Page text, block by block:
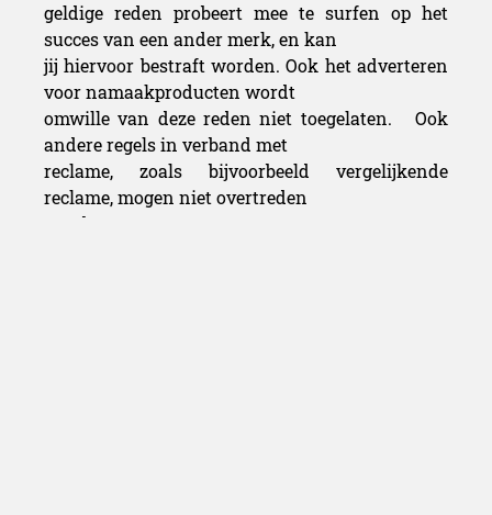
geldige reden probeert mee te surfen op het
succes van een ander merk, en kan
jij hiervoor bestraft worden. Ook het adverteren
voor namaakproducten wordt
omwille van deze reden niet toegelaten.
Ook
andere regels in verband met
reclame, zoals bijvoorbeeld vergelijkende
reclame, mogen niet overtreden
worden.